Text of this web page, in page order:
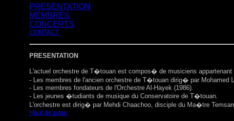
PRESENTATION
MEMBRES
CONCERTS
CONTACT
PRESENTATION
L'actuel orchestre de T�touan est compos� de musiciens
- Les membres de l'ancien orchestre de T�touan dirig� par Mohamed
- Les membres fondateurs de l'Orchestre Al-Hayek (1986).
- Les jeunes �tudiants de musique du Conservatoire de T�touan.
L'orchestre est dirig� par Mehdi Chaachoo, disciple du Ma�tre
Haut de page